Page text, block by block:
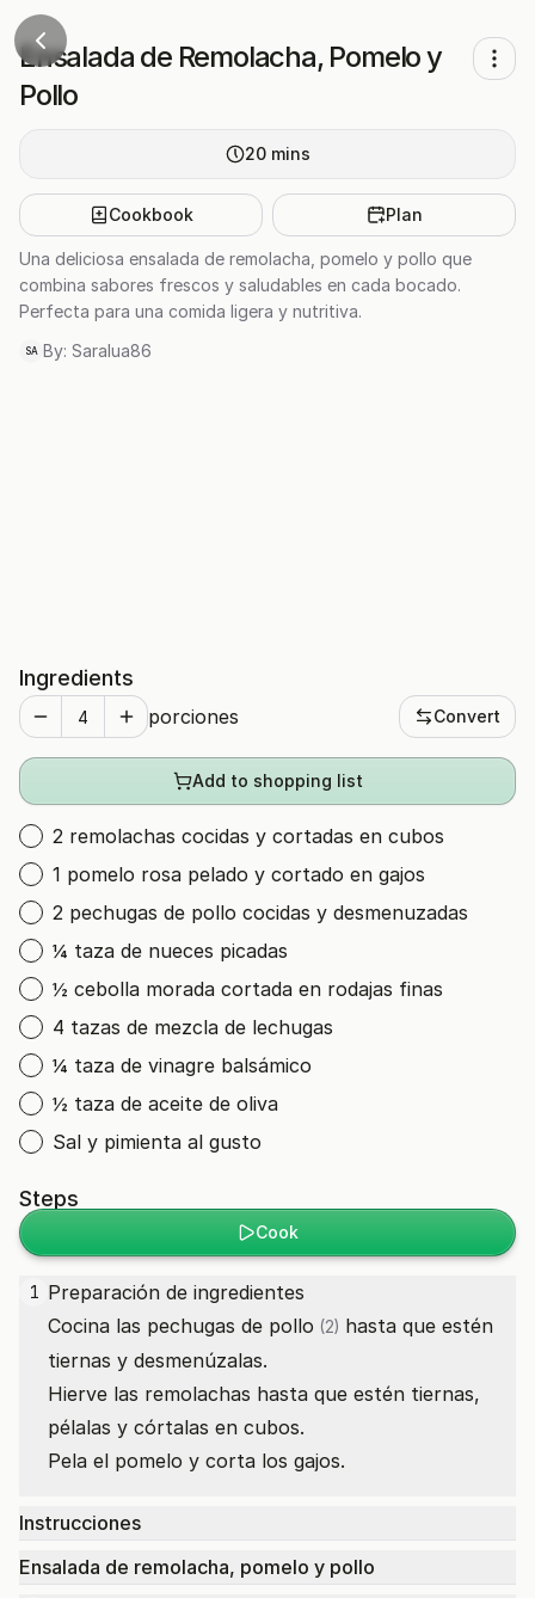
Ensalada de Remolacha, Pomelo y
Pollo
20 mins
Cookbook Plan
Una deliciosa ensalada de remolacha, pomelo y pollo que
combina sabores frescos y saludables en cada bocado.
Perfecta para una comida ligera y nutritiva.
SA By: Saralua86
Ingredients
porciones Convert
Add to shopping list
2 remolachas cocidas y cortadas en cubos
1 pomelo rosa pelado y cortado en gajos
2 pechugas de pollo cocidas y desmenuzadas
¼ taza de nueces picadas
½ cebolla morada cortada en rodajas finas
4 tazas de mezcla de lechugas
¼ taza de vinagre balsámico
½ taza de aceite de oliva
Sal y pimienta al gusto
Steps
Cook
1 Preparación de ingredientes
Cocina las pechugas de pollo (2) hasta que estén
tiernas y desmenúzalas.
Hierve las remolachas hasta que estén tiernas,
pélalas y córtalas en cubos.
Pela el pomelo y corta los gajos.
Instrucciones
Ensalada de remolacha, pomelo y pollo